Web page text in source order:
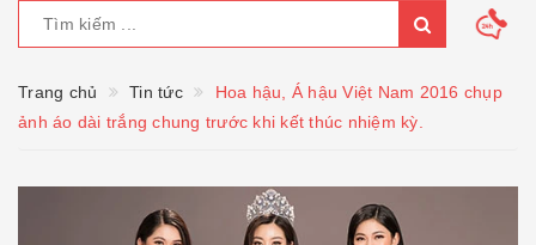
Trang chủ Tin tức
Hoa hậu, Á hậu Việt Nam 2016 chụp
ảnh áo dài trắng chung trước khi kết thúc nhiệm kỳ.